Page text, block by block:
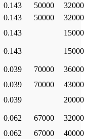
0.143 50000
32000
0.143 50000
32000
0.143
15000
0.143
15000
0.039 70000
36000
0.039 70000
43000
0.039
20000
0.062 67000
32000
0.062 67000
40000